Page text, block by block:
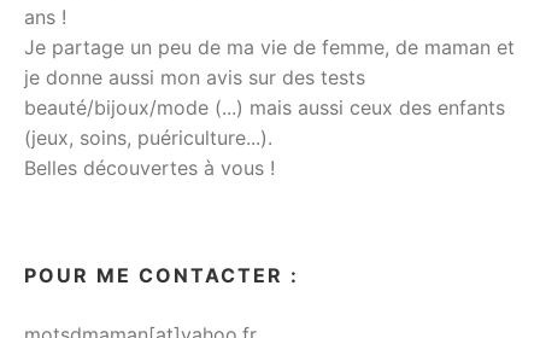
ans !
Je partage un peu de ma vie de femme, de maman et
je donne aussi mon avis sur des tests
beauté/bijoux/mode (...) mais aussi ceux des enfants
(jeux, soins, puériculture...).
Belles découvertes à vous !
POUR ME CONTACTER :